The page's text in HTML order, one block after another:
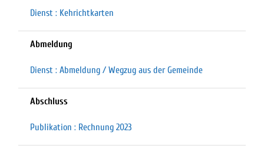
Dienst : Kehrichtkarten
Abmeldung
Dienst : Abmeldung / Wegzug aus der Gemeinde
Abschluss
Publikation : Rechnung 2023